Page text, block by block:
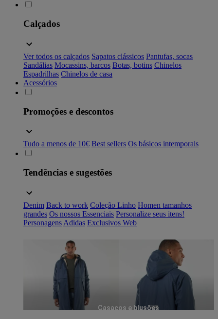
Calçados
Ver todos os calçados Sapatos clássicos Pantufas, socas
Sandálias Mocassins, barcos Botas, botins Chinelos
Espadrilhas Chinelos de casa
Acessórios
Promoções e descontos
Tudo a menos de 10€ Best sellers Os básicos intemporais
Tendências e sugestões
Denim Back to work Coleção Linho Homen tamanhos
grandes Os nossos Essenciais Personalize seus itens!
Personagens Adidas Exclusivos Web
Casacos e blusões